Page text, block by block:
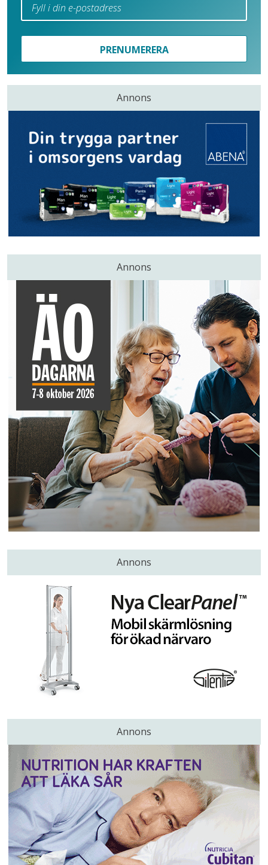
PRENUMERERA
Annons
Annons
Annons
Annons